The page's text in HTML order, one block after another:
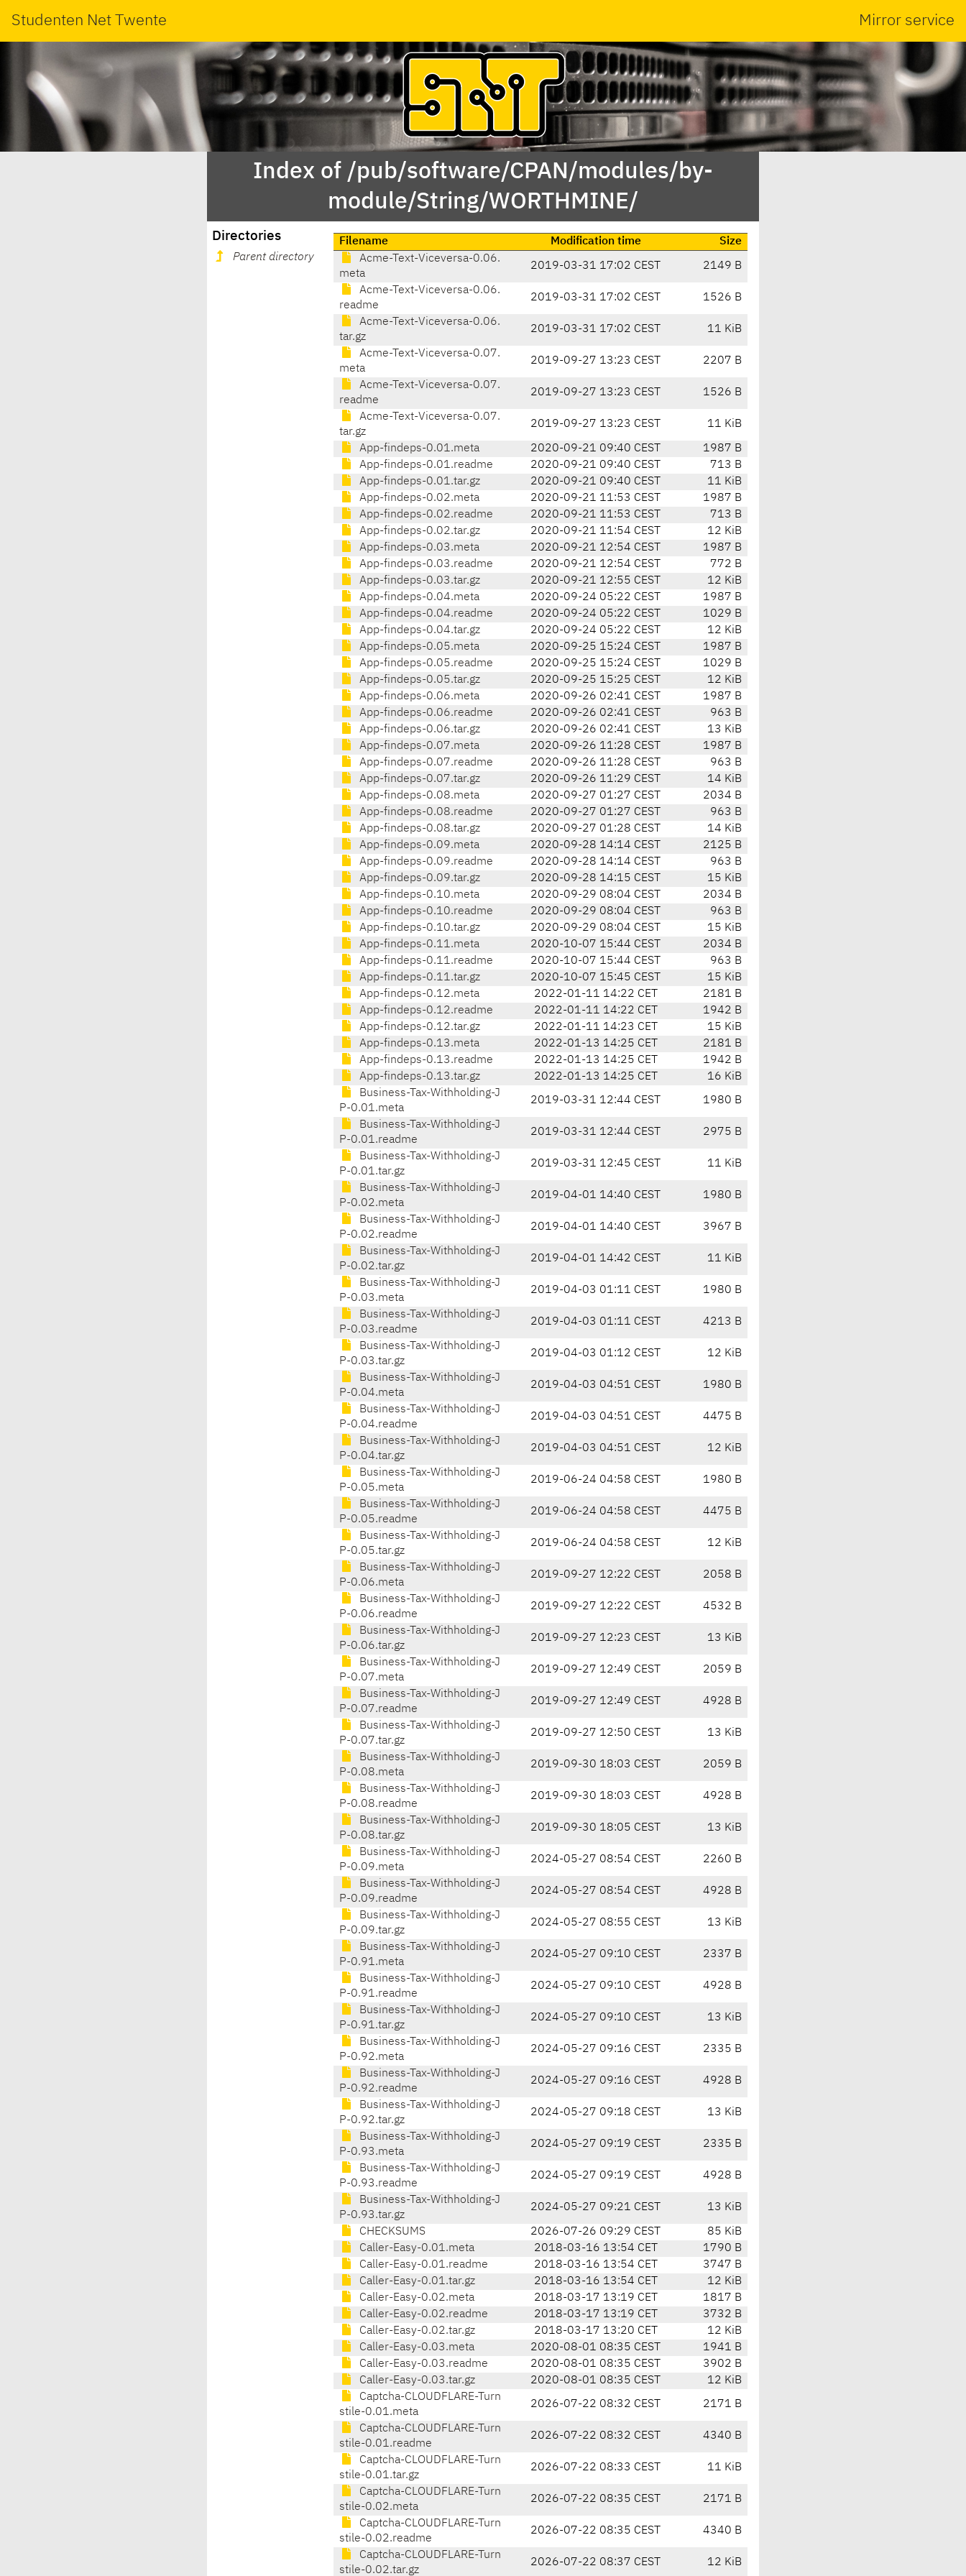
Studenten Net Twente Mirror service
Index of /pub/software/CPAN/modules/by-
module/String/WORTHMINE/
Directories
Parent directory
Filename Modification time
Size
Acme-Text-Viceversa-0.06.
meta
2019-03-31 17:02 CEST 2149 B
Acme-Text-Viceversa-0.06.
readme
2019-03-31 17:02 CEST 1526 B
Acme-Text-Viceversa-0.06.
tar.gz
2019-03-31 17:02 CEST 11 KiB
Acme-Text-Viceversa-0.07.
meta
2019-09-27 13:23 CEST 2207 B
Acme-Text-Viceversa-0.07.
readme
2019-09-27 13:23 CEST 1526 B
Acme-Text-Viceversa-0.07.
tar.gz
2019-09-27 13:23 CEST 11 KiB
App-findeps-0.01.meta 2020-09-21 09:40 CEST
1987 B
App-findeps-0.01.readme
2020-09-21 09:40 CEST
713 B
App-findeps-0.01.tar.gz
2020-09-21 09:40 CEST
11 KiB
App-findeps-0.02.meta
2020-09-21 11:53 CEST
1987 B
App-findeps-0.02.readme
2020-09-21 11:53 CEST
713 B
App-findeps-0.02.tar.gz
2020-09-21 11:54 CEST
12 KiB
App-findeps-0.03.meta
2020-09-21 12:54 CEST
1987 B
App-findeps-0.03.readme
2020-09-21 12:54 CEST
772 B
App-findeps-0.03.tar.gz
2020-09-21 12:55 CEST
12 KiB
App-findeps-0.04.meta
2020-09-24 05:22 CEST
1987 B
App-findeps-0.04.readme
2020-09-24 05:22 CEST
1029 B
App-findeps-0.04.tar.gz
2020-09-24 05:22 CEST
12 KiB
App-findeps-0.05.meta
2020-09-25 15:24 CEST
1987 B
App-findeps-0.05.readme
2020-09-25 15:24 CEST
1029 B
App-findeps-0.05.tar.gz
2020-09-25 15:25 CEST
12 KiB
App-findeps-0.06.meta
2020-09-26 02:41 CEST
1987 B
App-findeps-0.06.readme
2020-09-26 02:41 CEST
963 B
App-findeps-0.06.tar.gz
2020-09-26 02:41 CEST
13 KiB
App-findeps-0.07.meta
2020-09-26 11:28 CEST
1987 B
App-findeps-0.07.readme
2020-09-26 11:28 CEST
963 B
App-findeps-0.07.tar.gz
2020-09-26 11:29 CEST
14 KiB
App-findeps-0.08.meta
2020-09-27 01:27 CEST
2034 B
App-findeps-0.08.readme
2020-09-27 01:27 CEST
963 B
App-findeps-0.08.tar.gz
2020-09-27 01:28 CEST
14 KiB
App-findeps-0.09.meta
2020-09-28 14:14 CEST
2125 B
App-findeps-0.09.readme
2020-09-28 14:14 CEST
963 B
App-findeps-0.09.tar.gz
2020-09-28 14:15 CEST
15 KiB
App-findeps-0.10.meta
2020-09-29 08:04 CEST
2034 B
App-findeps-0.10.readme
2020-09-29 08:04 CEST
963 B
App-findeps-0.10.tar.gz
2020-09-29 08:04 CEST
15 KiB
App-findeps-0.11.meta
2020-10-07 15:44 CEST
2034 B
App-findeps-0.11.readme
2020-10-07 15:44 CEST
963 B
App-findeps-0.11.tar.gz
2020-10-07 15:45 CEST
15 KiB
App-findeps-0.12.meta
2022-01-11 14:22 CET
2181 B
App-findeps-0.12.readme
2022-01-11 14:22 CET
1942 B
App-findeps-0.12.tar.gz
2022-01-11 14:23 CET
15 KiB
App-findeps-0.13.meta
2022-01-13 14:25 CET
2181 B
App-findeps-0.13.readme
2022-01-13 14:25 CET
1942 B
App-findeps-0.13.tar.gz
2022-01-13 14:25 CET
16 KiB
Business-Tax-Withholding-J
P-0.01.meta
2019-03-31 12:44 CEST 1980 B
Business-Tax-Withholding-J
P-0.01.readme
2019-03-31 12:44 CEST 2975 B
Business-Tax-Withholding-J
P-0.01.tar.gz
2019-03-31 12:45 CEST 11 KiB
Business-Tax-Withholding-J
P-0.02.meta
2019-04-01 14:40 CEST 1980 B
Business-Tax-Withholding-J
P-0.02.readme
2019-04-01 14:40 CEST 3967 B
Business-Tax-Withholding-J
P-0.02.tar.gz
2019-04-01 14:42 CEST 11 KiB
Business-Tax-Withholding-J
P-0.03.meta
2019-04-03 01:11 CEST 1980 B
Business-Tax-Withholding-J
P-0.03.readme
2019-04-03 01:11 CEST 4213 B
Business-Tax-Withholding-J
P-0.03.tar.gz
2019-04-03 01:12 CEST 12 KiB
Business-Tax-Withholding-J
P-0.04.meta
2019-04-03 04:51 CEST 1980 B
Business-Tax-Withholding-J
P-0.04.readme
2019-04-03 04:51 CEST 4475 B
Business-Tax-Withholding-J
P-0.04.tar.gz
2019-04-03 04:51 CEST 12 KiB
Business-Tax-Withholding-J
P-0.05.meta
2019-06-24 04:58 CEST 1980 B
Business-Tax-Withholding-J
P-0.05.readme
2019-06-24 04:58 CEST 4475 B
Business-Tax-Withholding-J
P-0.05.tar.gz
2019-06-24 04:58 CEST 12 KiB
Business-Tax-Withholding-J
P-0.06.meta
2019-09-27 12:22 CEST 2058 B
Business-Tax-Withholding-J
P-0.06.readme
2019-09-27 12:22 CEST 4532 B
Business-Tax-Withholding-J
P-0.06.tar.gz
2019-09-27 12:23 CEST 13 KiB
Business-Tax-Withholding-J
P-0.07.meta
2019-09-27 12:49 CEST 2059 B
Business-Tax-Withholding-J
P-0.07.readme
2019-09-27 12:49 CEST 4928 B
Business-Tax-Withholding-J
P-0.07.tar.gz
2019-09-27 12:50 CEST 13 KiB
Business-Tax-Withholding-J
P-0.08.meta
2019-09-30 18:03 CEST 2059 B
Business-Tax-Withholding-J
P-0.08.readme
2019-09-30 18:03 CEST 4928 B
Business-Tax-Withholding-J
P-0.08.tar.gz
2019-09-30 18:05 CEST 13 KiB
Business-Tax-Withholding-J
P-0.09.meta
2024-05-27 08:54 CEST 2260 B
Business-Tax-Withholding-J
P-0.09.readme
2024-05-27 08:54 CEST 4928 B
Business-Tax-Withholding-J
P-0.09.tar.gz
2024-05-27 08:55 CEST 13 KiB
Business-Tax-Withholding-J
P-0.91.meta
2024-05-27 09:10 CEST 2337 B
Business-Tax-Withholding-J
P-0.91.readme
2024-05-27 09:10 CEST 4928 B
Business-Tax-Withholding-J
P-0.91.tar.gz
2024-05-27 09:10 CEST 13 KiB
Business-Tax-Withholding-J
P-0.92.meta
2024-05-27 09:16 CEST 2335 B
Business-Tax-Withholding-J
P-0.92.readme
2024-05-27 09:16 CEST 4928 B
Business-Tax-Withholding-J
P-0.92.tar.gz
2024-05-27 09:18 CEST 13 KiB
Business-Tax-Withholding-J
P-0.93.meta
2024-05-27 09:19 CEST 2335 B
Business-Tax-Withholding-J
P-0.93.readme
2024-05-27 09:19 CEST 4928 B
Business-Tax-Withholding-J
P-0.93.tar.gz
2024-05-27 09:21 CEST 13 KiB
CHECKSUMS 2026-07-26 09:29 CEST
85 KiB
Caller-Easy-0.01.meta
2018-03-16 13:54 CET
1790 B
Caller-Easy-0.01.readme
2018-03-16 13:54 CET
3747 B
Caller-Easy-0.01.tar.gz
2018-03-16 13:54 CET
12 KiB
Caller-Easy-0.02.meta
2018-03-17 13:19 CET
1817 B
Caller-Easy-0.02.readme
2018-03-17 13:19 CET
3732 B
Caller-Easy-0.02.tar.gz
2018-03-17 13:20 CET
12 KiB
Caller-Easy-0.03.meta
2020-08-01 08:35 CEST
1941 B
Caller-Easy-0.03.readme
2020-08-01 08:35 CEST
3902 B
Caller-Easy-0.03.tar.gz
2020-08-01 08:35 CEST
12 KiB
Captcha-CLOUDFLARE-Turn
stile-0.01.meta
2026-07-22 08:32 CEST 2171 B
Captcha-CLOUDFLARE-Turn
stile-0.01.readme
2026-07-22 08:32 CEST 4340 B
Captcha-CLOUDFLARE-Turn
stile-0.01.tar.gz
2026-07-22 08:33 CEST 11 KiB
Captcha-CLOUDFLARE-Turn
stile-0.02.meta
2026-07-22 08:35 CEST 2171 B
Captcha-CLOUDFLARE-Turn
stile-0.02.readme
2026-07-22 08:35 CEST 4340 B
Captcha-CLOUDFLARE-Turn
stile-0.02.tar.gz
2026-07-22 08:37 CEST 12 KiB